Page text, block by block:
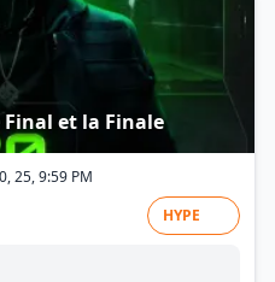
Final et la Finale
25, 9:59 PM
HYPE